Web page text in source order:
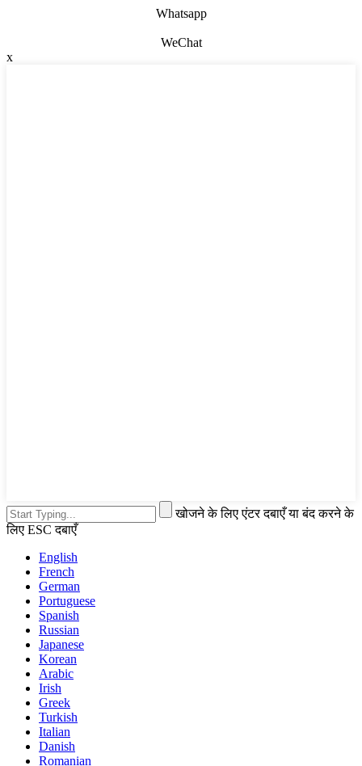
Whatsapp
WeChat
x
खोजने के लिए एंटर दबाएँ या बंद करने के
लिए ESC दबाएँ
English
French
German
Portuguese
Spanish
Russian
Japanese
Korean
Arabic
Irish
Greek
Turkish
Italian
Danish
Romanian